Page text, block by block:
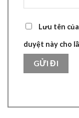
Lưu tên
duyệt này cho